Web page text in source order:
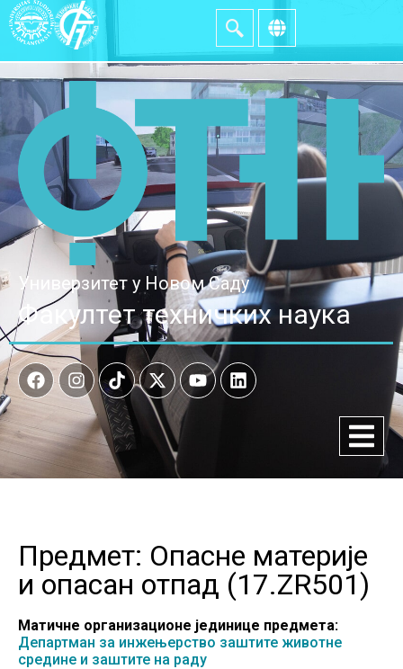
Универзитет у Новом Саду
Факултет техничких наука
Предмет: Опасне материје
и опасан отпад (17.ZR501)
Матичне организационе јединице предмета:
Департман за инжењерство заштите животне
средине и заштите на раду